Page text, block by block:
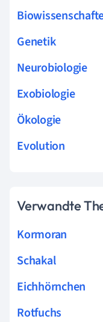
Genetik
Neurobiologie
Exobiologie
Ökologie
Evolution
Verwandte
Kormoran
Schakal
Eichhörnchen
Rotfuchs